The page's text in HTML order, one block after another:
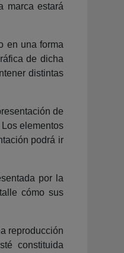
marca estará
en una forma
de dicha
distintas
de
elementos
podrá ir
por la
cómo sus
reproducción
constituida